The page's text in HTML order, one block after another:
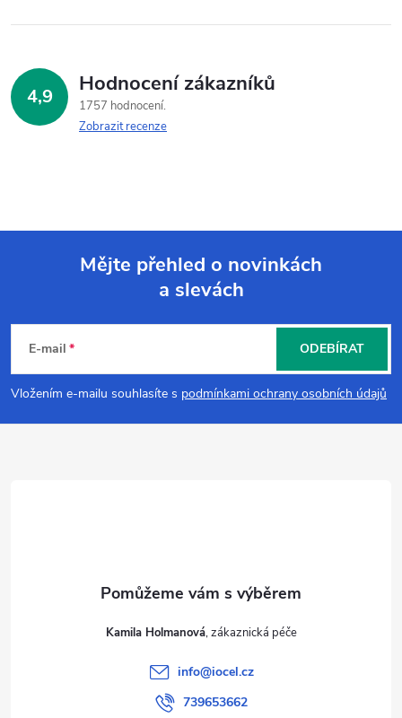
4,9 Hodnocení zákazníků
1757 hodnocení
Zobrazit recenze
p
a
Mějte přehled o novinkách
a slevách
E-mail
Vložením e-mailu souhlasíte s podmínkami ochrany osobních údajů
ODEBÍRAT
Kamila Holmanová
info@iocel.cz
739653662